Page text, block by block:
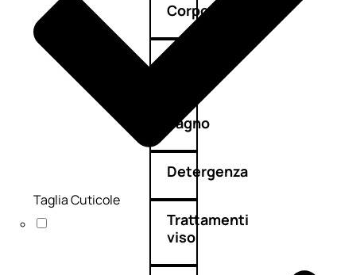
Corpo
Bagno
Detergenza
Trattamenti
viso
Taglia Cuticole